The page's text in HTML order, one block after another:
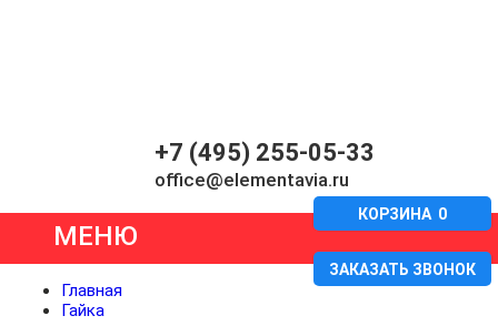
+7 (495) 255-05-33
office@elementavia.ru
ЗАКАЗАТЬ ЗВОНОК
КОРЗИНА 0
МЕНЮ
Главная
Гайка